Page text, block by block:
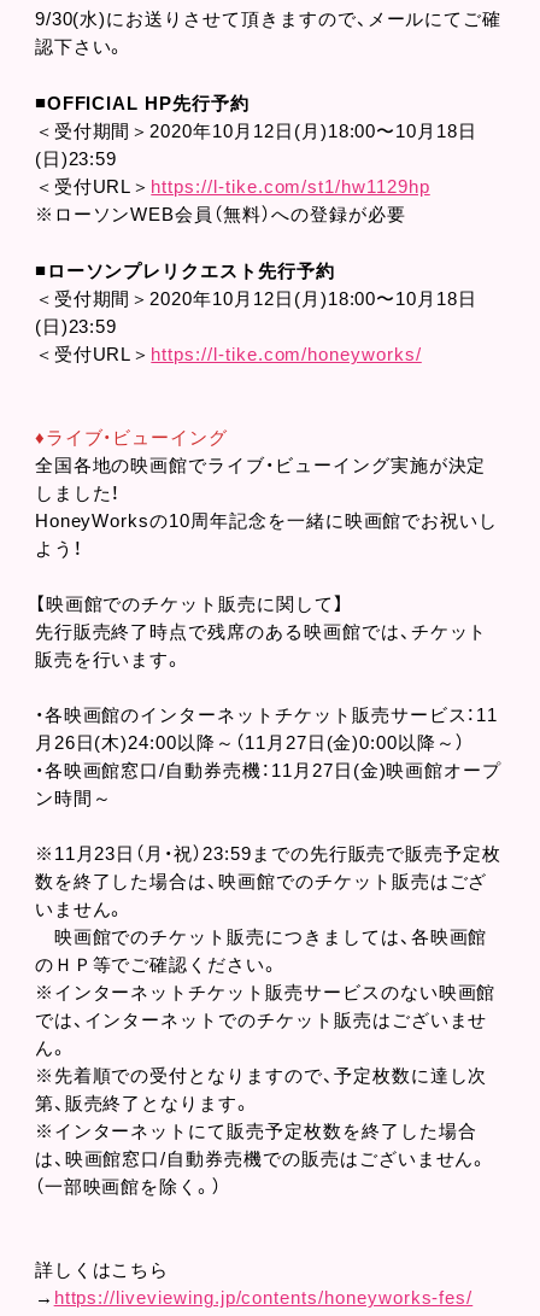
9/30(水)にお送りさせて頂きますので、メールにてご確
認下さい。
■OFFICIAL HP先行予約
＜受付期間＞2020年10月12日(月)18:00〜10月18日
(日)23:59
＜受付URL＞ https://l-tike.com/st1/hw1129hp
※ローソンWEB会員（無料）への登録が必要
■ローソンプレリクエスト先行予約
＜受付期間＞2020年10月12日(月)18:00〜10月18日
(日)23:59
＜受付URL＞ https://l-tike.com/honeyworks/
♦︎ライブ・ビューイング
全国各地の映画館でライブ・ビューイング実施が決定
しました！
HoneyWorksの10周年記念を一緒に映画館でお祝いし
よう！
【映画館でのチケット販売に関して】
先行販売終了時点で残席のある映画館では、チケット
販売を行います。
・各映画館のインターネットチケット販売サービス：11
月26日(木)24:00以降～（11月27日(金)0:00以降～）
・各映画館窓口/自動券売機：11月27日(金)映画館オープ
ン時間～
※11月23日（月・祝）23:59までの先行販売で販売予定枚
数を終了した場合は、映画館でのチケット販売はござ
いません。
映画館でのチケット販売につきましては、各映画館
のＨＰ等でご確認ください。
※インターネットチケット販売サービスのない映画館
では、インターネットでのチケット販売はございませ
ん。
※先着順での受付となりますので、予定枚数に達し次
第、販売終了となります。
※インターネットにて販売予定枚数を終了した場合
は、映画館窓口/自動券売機での販売はございません。
（一部映画館を除く。）
詳しくはこちら
→ https://liveviewing.jp/contents/honeyworks-fes/